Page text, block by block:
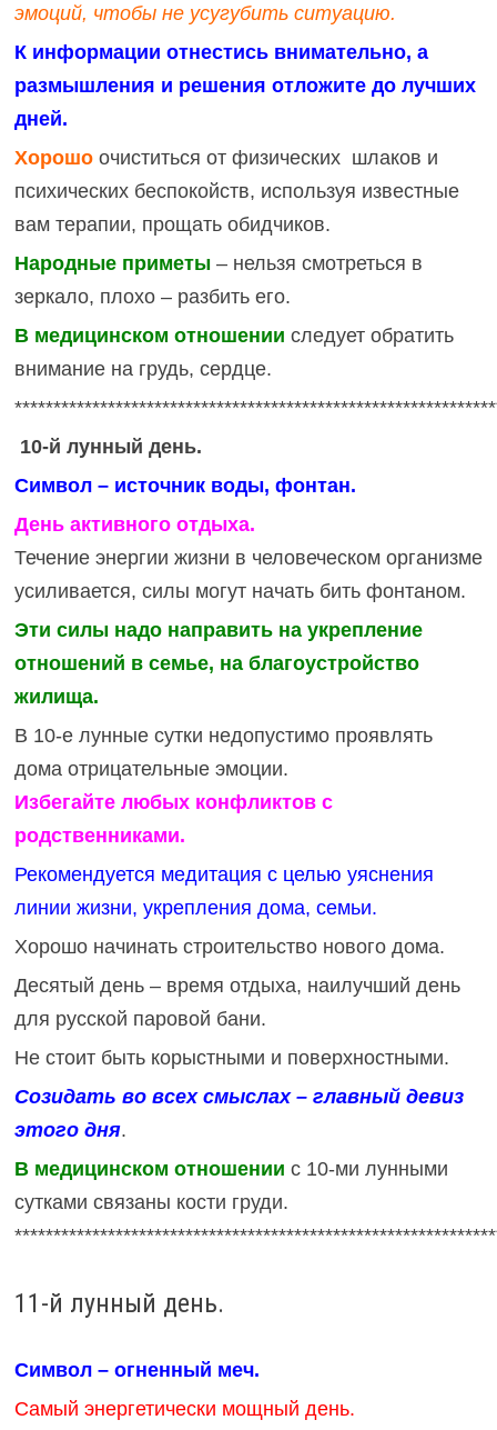
эмоций, чтобы не усугубить ситуацию.
К информации отнестись внимательно, а
размышления и решения отложите до лучших
дней.
Хорошоочиститься от физических шлаков и
психических беспокойств, используя известные
вам терапии, прощать обидчиков.
Народные приметы– нельзя смотреться в
зеркало, плохо – разбить его.
В медицинском отношении следует обратить
внимание на грудь, сердце.
10-й лунный день.
Символ – источник воды, фонтан.
День активного отдыха.
Течение энергии жизни в человеческом организме
усиливается, силы могут начать бить фонтаном.
Эти силы надо направить на укрепление
отношений в семье, на благоустройство
жилища.
В 10-е лунные сутки недопустимо проявлять
дома отрицательные эмоции.
Избегайте любых конфликтов с
родственниками.
Рекомендуется медитация с целью уяснения
линии жизни, укрепления дома, семьи.
Хорошо начинать строительство нового дома.
Десятый день – время отдыха, наилучший день
для русской паровой бани.
Не стоит быть корыстными и поверхностными.
Созидать во всех смыслах – главный девиз
этого дня.
В медицинском отношении с 10-ми лунными
сутками связаны кости груди.
11-й лунный день.
Символ – огненный меч.
Самый энергетически мощный день.